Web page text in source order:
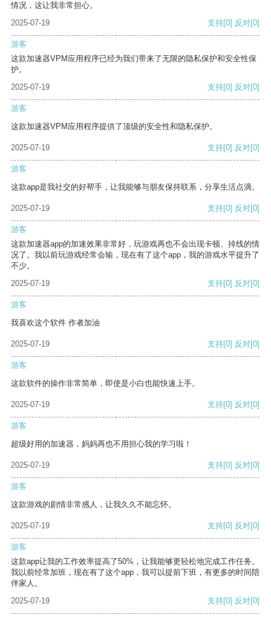
情况，这让我非常担心。
2025-07-19
支持[0] 反对[0]
游客
这款加速器VPM应用程序已经为我们带来了无限的隐私保护和安全性保
护。
2025-07-19
支持[0] 反对[0]
游客
这款加速器VPM应用程序提供了顶级的安全性和隐私保护。
2025-07-19 支持[0] 反对[0]
游客
这款app是我社交的好帮手，让我能够与朋友保持联系，分享生活点滴。
2025-07-19 支持[0] 反对[0]
游客
这款加速器app的加速效果非常好，玩游戏再也不会出现卡顿、掉线的情
况了。我以前玩游戏经常会输，现在有了这个app，我的游戏水平提升了
不少。
2025-07-19
支持[0] 反对[0]
游客
我喜欢这个软件 作者加油
2025-07-19 支持[0] 反对[0]
游客
这款软件的操作非常简单，即使是小白也能快速上手。
2025-07-19 支持[0] 反对[0]
游客
超级好用的加速器，妈妈再也不用担心我的学习啦！
2025-07-19 支持[0] 反对[0]
游客
这款游戏的剧情非常感人，让我久久不能忘怀。
2025-07-19 支持[0] 反对[0]
游客
这款app让我的工作效率提高了50%，让我能够更轻松地完成工作任务。
我以前经常加班，现在有了这个app，我可以提前下班，有更多的时间陪
伴家人。
2025-07-19
支持[0] 反对[0]